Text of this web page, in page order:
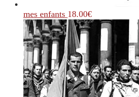
mes enfants 18.00€